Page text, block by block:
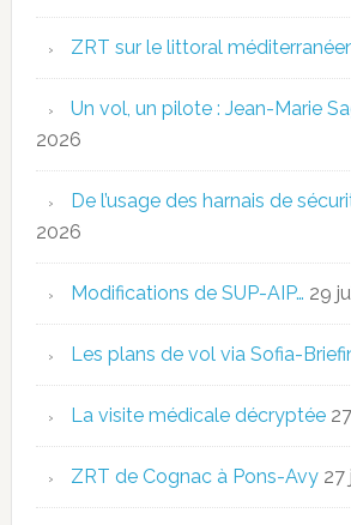
ZRT sur le littoral
Un vol, un pilote : Jean-Marie
2026
De l’usage des harnais de
2026
Modifications de SUP-AIP… 29
Les plans de vol via Sofia-
La visite médicale décryptée
ZRT de Cognac à Pons-Avy 27